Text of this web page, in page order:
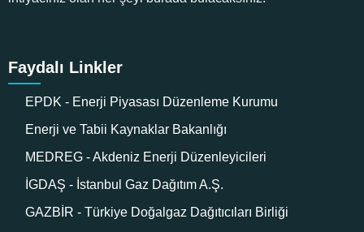
Faydalı Linkler
EPDK - Enerji Piyasası Düzenleme Kurumu
Enerji ve Tabii Kaynaklar Bakanlığı
MEDREG - Akdeniz Enerji Düzenleyicileri
İGDAŞ - İstanbul Gaz Dağıtım A.Ş.
GAZBİR - Türkiye Doğalgaz Dağıtıcıları Birliği